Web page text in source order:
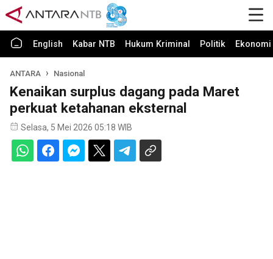
English Kabar NTB Hukum Kriminal Politik
ANTARA Nasional
Kenaikan surplus dagang pada Maret
perkuat ketahanan eksternal
Selasa, 5 Mei 2026 05:18 WIB